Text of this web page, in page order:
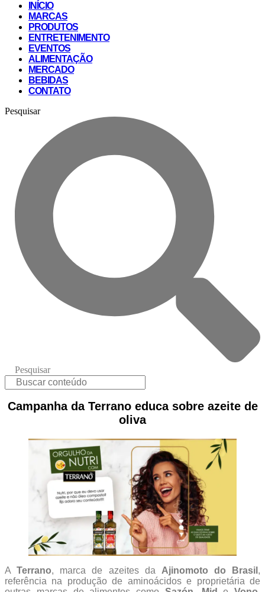
INÍCIO
MARCAS
PRODUTOS
ENTRETENIMENTO
EVENTOS
ALIMENTAÇÃO
MERCADO
BEBIDAS
CONTATO
Pesquisar
Pesquisar
Campanha da Terrano educa sobre azeite de
oliva
ATerrano, marca de azeites da Ajinomoto do Brasil ,
referência na produção de aminoácidos e proprietária de